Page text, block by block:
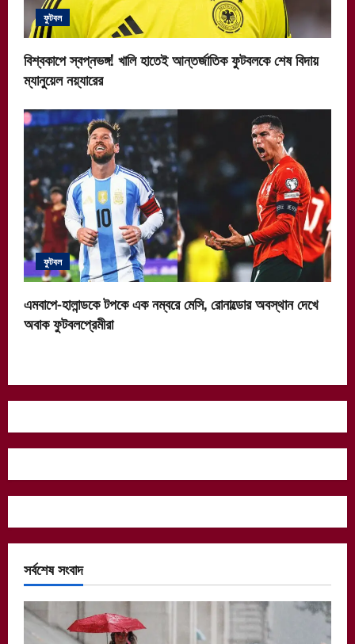
ফুটবল
বিশ্বকাপে স্বপ্নভঙ্গ! খালি হাতেই আন্তর্জাতিক ফুটবলকে শেষ বিদায়
ম্যানুয়েল নয়্যারের
ফুটবল
এমবাপে-হালান্ডকে টপকে এক নম্বরে মেসি, রোনাল্ডোর অবস্থান দেখে
অবাক ফুটবলপ্রেমীরা
সর্বশেষ সংবাদ